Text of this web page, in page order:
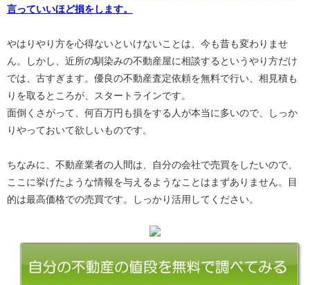
言っていいほど損をします。
やはりやり方を心得ないといけないことは、今も昔も変わりませ
ん。しかし、近所の馴染みの不動産屋に相談するというやり方だけ
では、古すぎます。優良の不動産査定依頼を無料で行い、相見積も
りを取るところが、スタートラインです。
面倒くさがって、何百万円も損をする人が本当に多いので、しっか
りやっておいて欲しいものです。
ちなみに、不動産業者の人間は、自分の会社で売買をしたいので、
ここに挙げたような情報を与えるようなことはまずありません。目
的は最高価格での売買です。しっかり活用してください。